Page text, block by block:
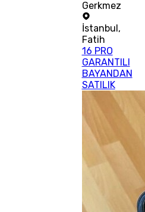
Gerkmez
İstanbul ,
Fatih
16 PRO
GARANTILI
BAYANDAN
SATILIK